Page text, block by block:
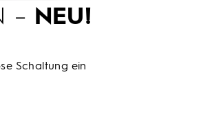
– NEU!
Schaltung ein